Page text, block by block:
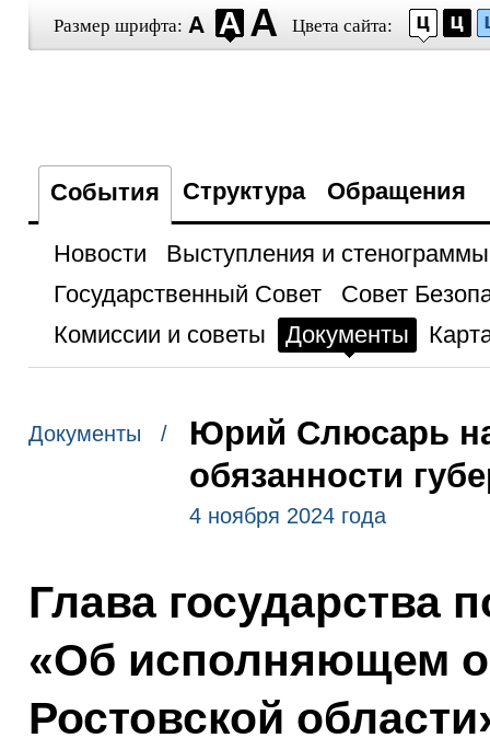
Размер шрифта: Цвета сайта:
События Структура Обращения
Новости
Выступления и стенограммы
Государственный Совет
Совет
Комиссии и советы
Документы
Документы /
Юрий Слюсарь
обязанности
4 ноября 2024 года
Глава государства
«Об исполняющем
Ростовской